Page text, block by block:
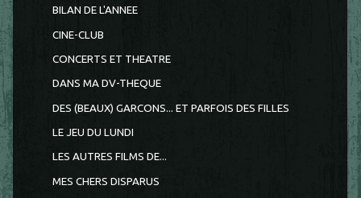
BILAN DE L'ANNEE
CINE-CLUB
CONCERTS ET THEATRE
DANS MA DV-THEQUE
DES (BEAUX) GARCONS... ET PARFOIS DES FILLES
LE JEU DU LUNDI
LES AUTRES FILMS DE...
MES CHERS DISPARUS